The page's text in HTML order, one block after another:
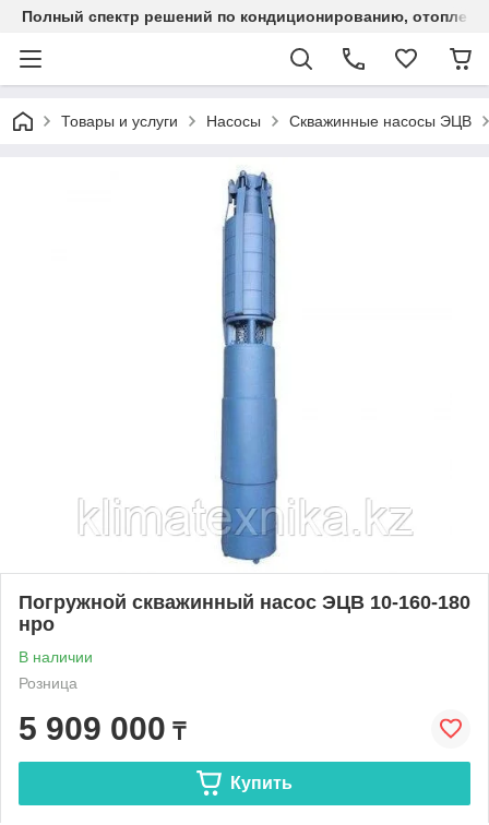
Полный спектр решений по кондиционированию,
Товары и услуги Насосы Скважинные насосы ЭЦВ
Погружной скважинный насос ЭЦВ 10-160-180
нро
В наличии
Розница
5 909 000 ₸
Купить